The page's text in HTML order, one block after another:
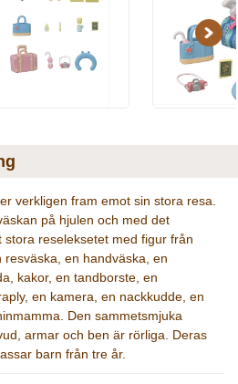
Next
verkligen fram emot sin stora resa.
på hjulen och med det
reseleksetet med figur från
en handväska, en
kakor, en tandborste, en
en kamera, en nackkudde, en
Den sammetsmjuka
armar och ben är rörliga. Deras
barn från tre år.